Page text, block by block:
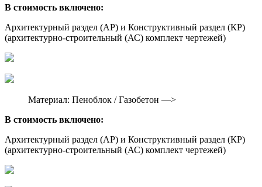
В стоимость включено:
Архитектурный раздел (АР) и Конструктивный раздел (КР)
(архитектурно-строительный (АС) комплект чертежей)
Материал: Пеноблок / Газобетон —>
В стоимость включено:
Архитектурный раздел (АР) и Конструктивный раздел (КР)
(архитектурно-строительный (АС) комплект чертежей)